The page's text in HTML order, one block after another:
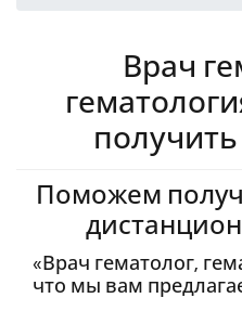
Врач
Поможем
«Врач гематолог,
что мы вам